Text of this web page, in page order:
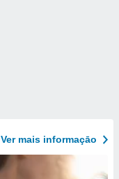
Ver mais informaçāo